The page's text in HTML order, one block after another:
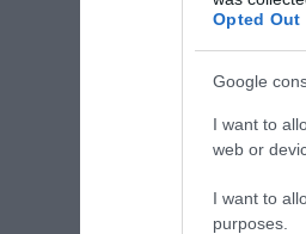
Opted Out
Google
I want to
web or
I want to
purposes.
nostro pilota”.
“azioni a titolo
ritenendo più
Ludovica Colli